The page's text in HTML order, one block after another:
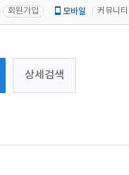
회원가입 모바일 커뮤니티
상세검색